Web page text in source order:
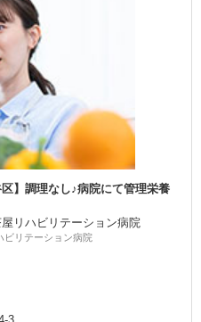
】調理なし♪病院にて管理栄養
リハビリテーション病院
リテーション病院